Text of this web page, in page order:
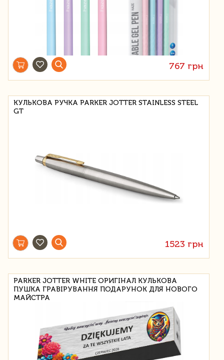
767 грн
КУЛЬКОВА РУЧКА PARKER JOTTER STAINLESS STEEL
GT
1523 грн
PARKER JOTTER WHITE ОРИГІНАЛ КУЛЬКОВА
ПУШКА ГРАВІРУВАННЯ ПОДАРУНОК ДЛЯ НОВОГО
МАЙСТРА